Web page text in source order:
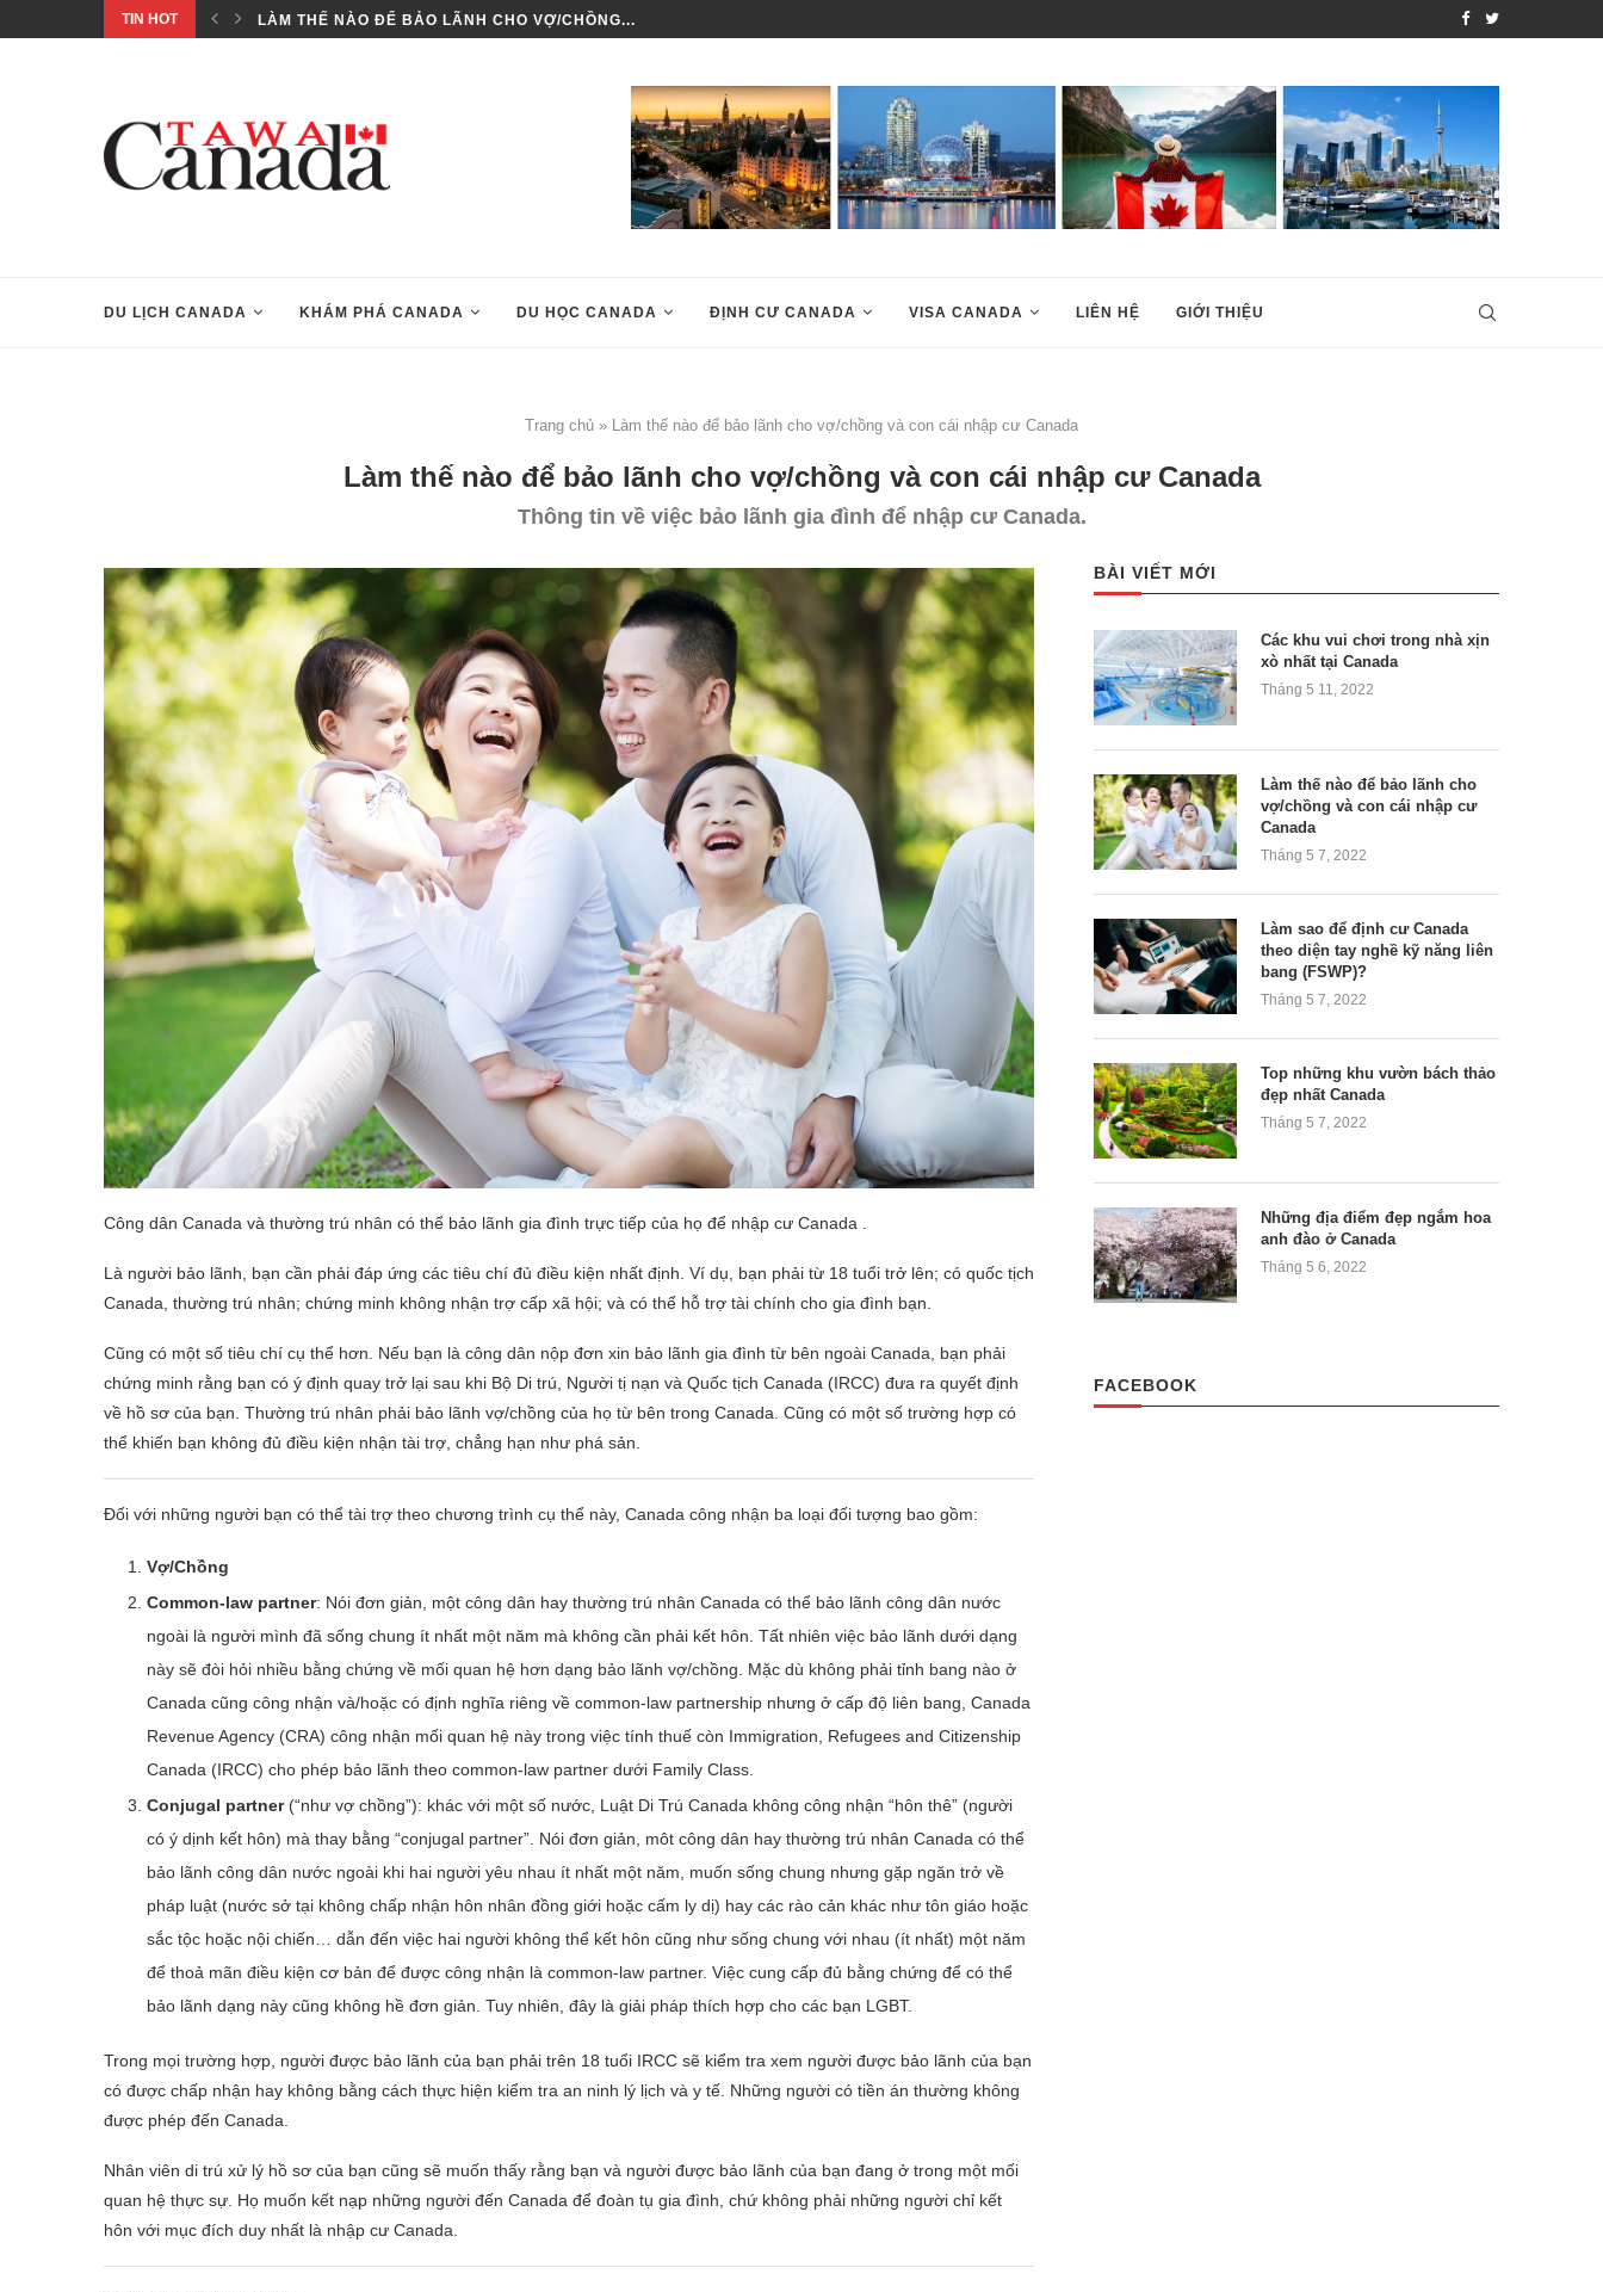
TIN HOT LÀM THẾ NÀO ĐỂ BẢO LÃNH CHO VỢ/CHỒNG... TOP NHỮNG KHU
DU LỊCH CANADA KHÁM PHÁ CANADA DU HỌC CANADA ĐỊNH CƯ CANADA VISA CANADA LIÊN HỆ GIỚI THIỆU
Trang chủ » Làm thế nào để bảo lãnh cho vợ/chồng và con cái nhập cư Canada
Làm thế nào để bảo lãnh cho vợ/chồng và con cái nhập cư Canada
Thông tin về việc bảo lãnh gia đình để nhập cư Canada.
Công dân Canada và thường trú nhân có thể bảo lãnh gia đình trực tiếp của họ để nhập cư Canada .
Là người bảo lãnh, bạn cần phải đáp ứng các tiêu chí đủ điều kiện nhất định. Ví dụ, bạn phải từ 18 tuổi trở lên; có quốc tịch
Canada, thường trú nhân; chứng minh không nhận trợ cấp xã hội; và có thể hỗ trợ tài chính cho gia đình bạn.
Cũng có một số tiêu chí cụ thể hơn. Nếu bạn là công dân nộp đơn xin bảo lãnh gia đình từ bên ngoài Canada, bạn phải
chứng minh rằng bạn có ý định quay trở lại sau khi Bộ Di trú, Người tị nạn và Quốc tịch Canada (IRCC) đưa ra quyết định
về hồ sơ của bạn. Thường trú nhân phải bảo lãnh vợ/chồng của họ từ bên trong Canada. Cũng có một số trường hợp có
thể khiến bạn không đủ điều kiện nhận tài trợ, chẳng hạn như phá sản.
Đối với những người bạn có thể tài trợ theo chương trình cụ thể này, Canada công nhận ba loại đối tượng bao gồm:
Vợ/Chồng
Common-law partner: Nói đơn giản, một công dân hay thường trú nhân Canada có thể bảo lãnh công dân nước
ngoài là người mình đã sống chung ít nhất một năm mà không cần phải kết hôn. Tất nhiên việc bảo lãnh dưới dạng
này sẽ đòi hỏi nhiều bằng chứng về mối quan hệ hơn dạng bảo lãnh vợ/chồng. Mặc dù không phải tỉnh bang nào ở
Canada cũng công nhận và/hoặc có định nghĩa riêng về common-law partnership nhưng ở cấp độ liên bang, Canada
Revenue Agency (CRA) công nhận mối quan hệ này trong việc tính thuế còn Immigration, Refugees and Citizenship
Canada (IRCC) cho phép bảo lãnh theo common-law partner dưới Family Class.
Conjugal partner(“như vợ chồng”): khác với một số nước, Luật Di Trú Canada không công nhận “hôn thê” (người
có ý dịnh kết hôn) mà thay bằng “conjugal partner”. Nói đơn giản, môt công dân hay thường trú nhân Canada có thể
bảo lãnh công dân nước ngoài khi hai người yêu nhau ít nhất một năm, muốn sống chung nhưng gặp ngăn trở về
pháp luật (nước sở tại không chấp nhận hôn nhân đồng giới hoặc cấm ly dị) hay các rào cản khác như tôn giáo hoặc
sắc tộc hoặc nội chiến… dẫn đến việc hai người không thể kết hôn cũng như sống chung với nhau (ít nhất) một năm
để thoả mãn điều kiện cơ bản để được công nhận là common-law partner. Việc cung cấp đủ bằng chứng để có thể
bảo lãnh dạng này cũng không hề đơn giản. Tuy nhiên, đây là giải pháp thích hợp cho các bạn LGBT.
Trong mọi trường hợp, người được bảo lãnh của bạn phải trên 18 tuổi IRCC sẽ kiểm tra xem người được bảo lãnh của bạn
có được chấp nhận hay không bằng cách thực hiện kiểm tra an ninh lý lịch và y tế. Những người có tiền án thường không
được phép đến Canada.
Nhân viên di trú xử lý hồ sơ của bạn cũng sẽ muốn thấy rằng bạn và người được bảo lãnh của bạn đang ở trong một mối
quan hệ thực sự. Họ muốn kết nạp những người đến Canada để đoàn tụ gia đình, chứ không phải những người chỉ kết
hôn với mục đích duy nhất là nhập cư Canada.
BÀI VIẾT MỚI
Các khu vui chơi trong nhà xịn
xò nhất tại Canada
Tháng 5 11, 2022
Làm thế nào để bảo lãnh cho
vợ/chồng và con cái nhập cư
Canada
Tháng 5 7, 2022
Làm sao để định cư Canada
theo diện tay nghề kỹ năng liên
bang (FSWP)?
Tháng 5 7, 2022
Top những khu vườn bách thảo
đẹp nhất Canada
Tháng 5 7, 2022
Những địa điểm đẹp ngắm hoa
anh đào ở Canada
Tháng 5 6, 2022
FACEBOOK